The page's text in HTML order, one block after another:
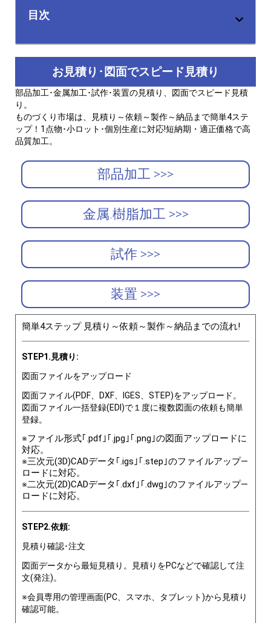
目次
お見積り･図面でスピード見積り
部品加工･金属加工･試作･装置の見積り、図面でスピード見積
り。
ものづくり市場は、見積り～依頼～製作～納品まで簡単4ステ
ップ！1点物･小ロット･個別生産に対応!短納期・適正価格で高
品質加工。
部品加工 >>>
金属.樹脂加工 >>>
試作 >>>
装置 >>>
簡単4ステップ 見積り～依頼～製作～納品までの流れ!
STEP1.見積り:
図面ファイルをアップロード
図面ファイル(PDF、DXF、IGES、STEP)をアップロード。
図面ファイル一括登録(EDI)で１度に複数図面の依頼も簡単
登録。
※ファイル形式｢.pdf｣｢.jpg｣｢.png｣の図面アップロードに
対応。
※三次元(3D)CADデータ｢.igs｣｢.step｣のファイルアップ―
ロードに対応。
※二次元(2D)CADデータ｢.dxf｣｢.dwg｣のファイルアップ―
ロードに対応。
STEP2.依頼:
見積り確認･注文
図面データから最短見積り。見積りをPCなどで確認して注
文(発注)。
※会員専用の管理画面(PC、スマホ、タブレット)から見積り
確認可能。